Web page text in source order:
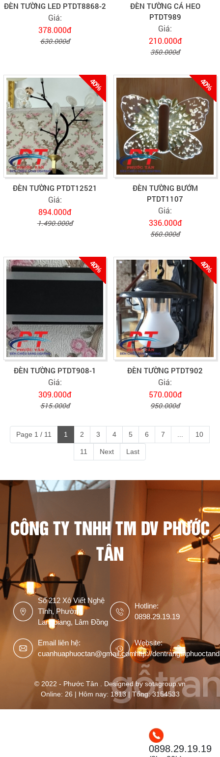
ĐÈN TƯỜNG LED PTDT8868-2
Giá:
378.000đ
630.000đ
ĐÈN TƯỜNG CÁ HEO
PTDT989
Giá:
210.000đ
350.000đ
40%
ĐÈN TƯỜNG PTDT12521
Giá:
894.000đ
1.490.000đ
40%
ĐÈN TƯỜNG BƯỚM
PTDT1107
Giá:
336.000đ
560.000đ
40%
ĐÈN TƯỜNG PTDT908-1
Giá:
309.000đ
515.000đ
40%
ĐÈN TƯỜNG PTDT902
Giá:
570.000đ
950.000đ
Page 1 / 11 1 2 3 4 5 6 7 10
11 Next Last
CÔNG TY TNHH TM DV PHƯỚC
TÂN
Số 212 Xô Viết Nghệ
Tĩnh, Phường
Langbiang, Lâm Đồng
Hotline:
0898.29.19.19
Email liên hệ:
cuanhuaphuoctan@gmail.com
Website:
http://
© 2022 - Phước Tân . Designed by sotagroup.vn
Online: 26 | Hôm nay: 1813 | Tổng: 3154533
0898.29.19.19